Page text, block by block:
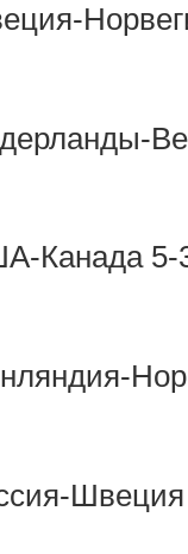
Канада 5-